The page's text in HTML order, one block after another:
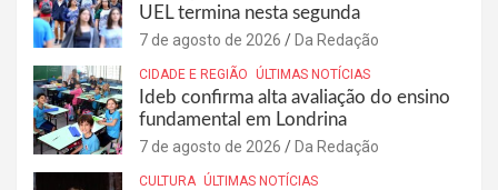
UEL termina nesta segunda
7 de agosto de 2026 Da Redação
CIDADE E REGIÃO ÚLTIMAS NOTÍCIAS
Ideb confirma alta avaliação do ensino
fundamental em Londrina
7 de agosto de 2026 Da Redação
CULTURA ÚLTIMAS NOTÍCIAS